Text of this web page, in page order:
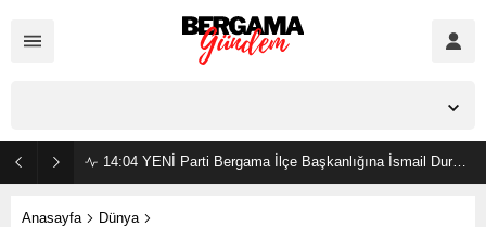
14:04 YENİ Parti Bergama İlçe Başkanlığına İsmail Durmaz görevlendirildi
Anasayfa
Dünya